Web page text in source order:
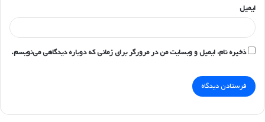
ایمیل
ذخیره نام، ایمیل و وبسایت من در مرورگر برای زمانی که دوباره دیدگاهی می‌نویسم.